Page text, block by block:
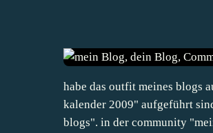
habe das outfit meines blogs
kalender 2009" aufgeführt
blogs". in der community